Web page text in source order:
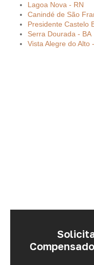
Lagoa Nova - RN
Canindé de São
Presidente Castelo
Serra Dourada - BA
Vista Alegre do Alto